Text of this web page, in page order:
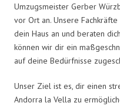
Umzugsmeister Gerber
vor Ort an. Unsere
dein Haus an und beraten
können wir dir ein
auf deine Bedürfnisse
Unser Ziel ist es, dir einen
Andorra la Vella zu